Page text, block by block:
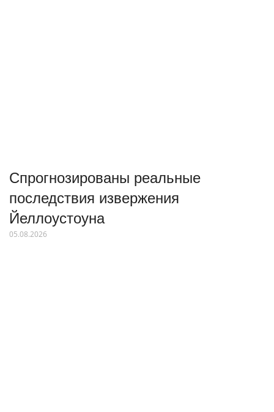
Спрогнозированы реальные
последствия извержения
Йеллоустоуна
05.08.2026